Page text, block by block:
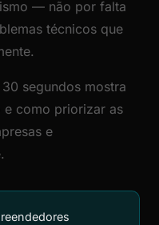
— não por falta
técnicos que
segundos mostra
e como priorizar as
e